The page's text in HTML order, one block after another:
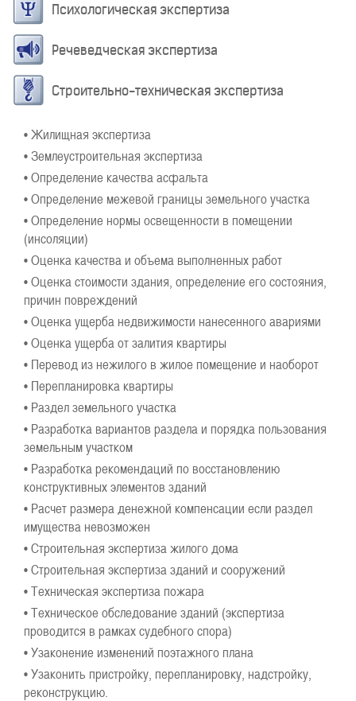
Психологическая экспертиза
Речеведческая экспертиза
Строительно-техническая экспертиза
• Жилищная экспертиза
• Землеустроительная экспертиза
• Определение качества асфальта
• Определение межевой границы земельного участка
• Определение нормы освещенности в помещении
(инсоляции)
• Оценка качества и объема выполненных работ
• Оценка стоимости здания, определение его состояния,
причин повреждений
• Оценка ущерба недвижимости нанесенного авариями
• Оценка ущерба от залития квартиры
• Перевод из нежилого в жилое помещение и наоборот
• Перепланировка квартиры
• Раздел земельного участка
• Разработка вариантов раздела и порядка пользования
земельным участком
• Разработка рекомендаций по восстановлению
конструктивных элементов зданий
• Расчет размера денежной компенсации если раздел
имущества невозможен
• Строительная экспертиза жилого дома
• Строительная экспертиза зданий и сооружений
• Техническая экспертиза пожара
• Техническое обследование зданий (экспертиза
проводится в рамках судебного спора)
• Узаконение изменений поэтажного плана
• Узаконить пристройку, перепланировку, надстройку,
реконструкцию.